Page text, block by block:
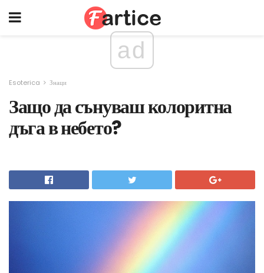
ad
Esoterica Знаци
Защо да сънуваш колоритна
дъга в небето?